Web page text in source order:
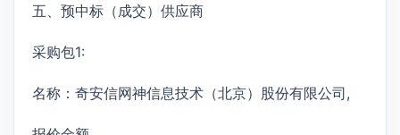
五、预中标（成交）供应商
采购包1:
名称：奇安信网神信息技术（北京）股份有限公司,